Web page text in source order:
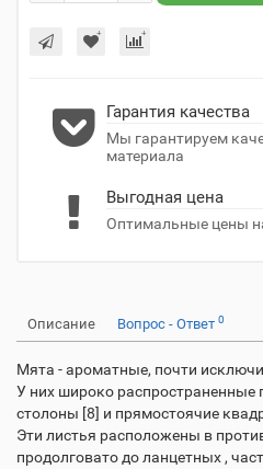
Гарантия качества
Мы гарантируем
материала
Выгодная цена
Оптимальные цены
Описание Вопрос - Ответ 0
Мята - ароматные, почти
У них широко
столоны [8] и прямостоячие
Эти листья расположены в
продолговато до ланцетных ,